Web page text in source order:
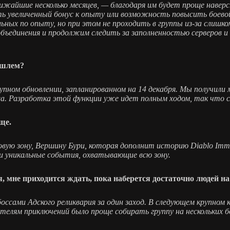
несколько месяцев, — благодаря им будет проще
увеличенный бонус к опыту или возможность повысить
по опыту, но при этом не проходить в группы из-за
и продолжим следить за заполненностью
обновлении, запланированном на 14 декабря. Мы
Разработка этой функции уже идет полным ходом, так что
зону, Вершину Бури, которая дополнит историю Diablo
уникальные события, охватывающие всю зону.
приходится ждать, пока наберется достаточно людей
Адского реликвария за один заход. В следующем
приключений было проще собирать группу на нескольких